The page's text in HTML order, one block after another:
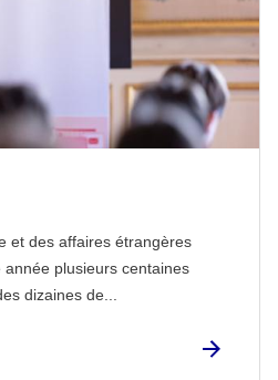
et des affaires étrangères
plusieurs centaines
dizaines de...